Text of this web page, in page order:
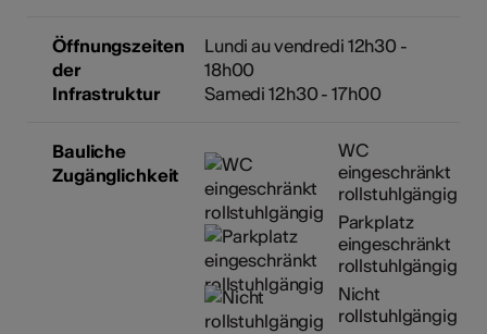
Öffnungszeiten
der
Infrastruktur
Lundi au vendredi 12h30 -
18h00
Samedi 12h30 - 17h00
Bauliche
Zugänglichkeit
WC
eingeschränkt
rollstuhlgängig
Parkplatz
eingeschränkt
rollstuhlgängig
Nicht
rollstuhlgängig